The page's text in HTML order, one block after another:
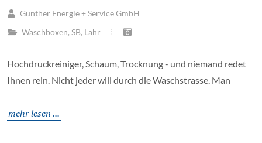
Günther Energie + Service GmbH
Waschboxen, SB, Lahr
Hochdruckreiniger, Schaum, Trocknung - und niemand redet
Ihnen rein. Nicht jeder will durch die Waschstrasse. Man
mehr lesen ...